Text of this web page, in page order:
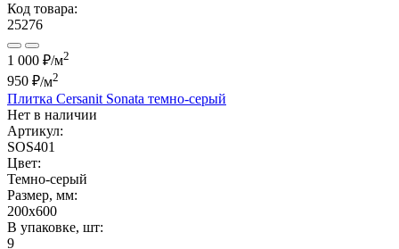
Код товара:
25276
1 000 ₽/м2
950 ₽/м2
Плитка Cersanit Sonata темно-серый
Нет в наличии
Артикул:
SOS401
Цвет:
Темно-серый
Размер, мм:
200x600
В упаковке, шт:
9